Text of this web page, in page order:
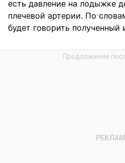
есть давление на лодыжке
плечевой артерии. По
будет говорить полученный